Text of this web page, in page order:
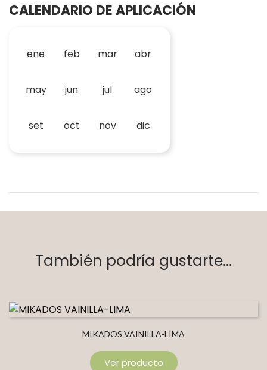
CALENDARIO DE APLICACIÓN
ene feb mar abr
may jun jul ago
set oct nov dic
También podría gustarte...
MIKADOS VAINILLA-LIMA
Ver producto